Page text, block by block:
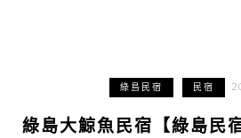
綠島民宿 民宿
綠島大鯨魚民宿【綠島民